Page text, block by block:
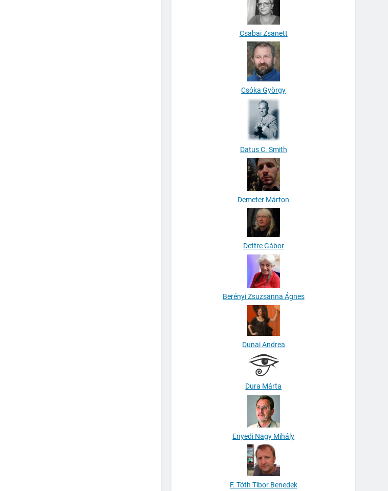
Csabai Zsanett
Csóka György
Datus C. Smith
Demeter Márton
Dettre Gábor
Berényi Zsuzsanna Ágnes
Dunai Andrea
Dura Márta
Enyedi Nagy Mihály
F. Tóth Tibor Benedek